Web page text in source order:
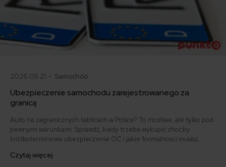
2026.05.21 • Samochód
Ubezpieczenie samochodu zarejestrowanego za
granicą
Auto na zagranicznych tablicach w Polsce? To możliwe, ale tylko pod
pewnymi warunkami. Sprawdź, kiedy trzeba wykupić choćby
krótkoterminowe ubezpieczenie OC i jakie formalności musisz
Czytaj więcej